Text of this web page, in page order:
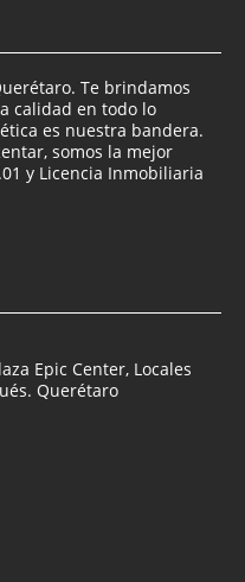
Te brindamos
calidad en todo lo
es nuestra bandera.
somos la mejor
y Licencia Inmobiliaria
Epic Center, Locales
Querétaro